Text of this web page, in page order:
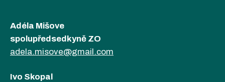
Adéla Mišove
spolupředsedkyně ZO
adela.misove@gmail.com
Ivo Skopal